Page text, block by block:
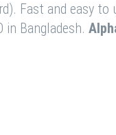
Fast and easy to
in Bangladesh.